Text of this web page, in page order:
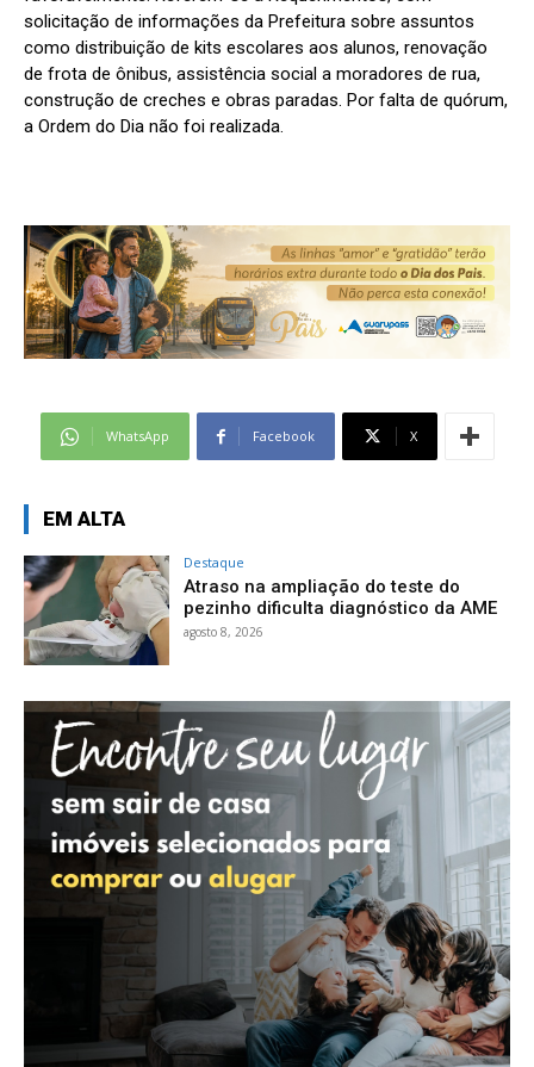
solicitação de informações da Prefeitura sobre assuntos
como distribuição de kits escolares aos alunos, renovação
de frota de ônibus, assistência social a moradores de rua,
construção de creches e obras paradas. Por falta de quórum,
a Ordem do Dia não foi realizada.
WhatsApp Facebook X
EM ALTA
Destaque
Atraso na ampliação do teste do
pezinho dificulta diagnóstico da AME
agosto 8, 2026